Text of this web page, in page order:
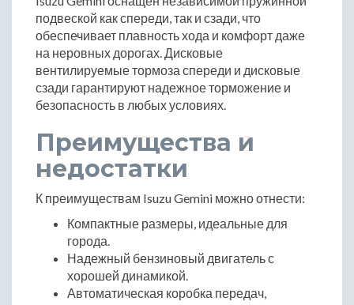
подвеской как спереди, так и сзади, что
обеспечивает плавность хода и комфорт даже
на неровных дорогах. Дисковые
вентилируемые тормоза спереди и дисковые
сзади гарантируют надежное торможение и
безопасность в любых условиях.
Преимущества и
недостатки
К преимуществам Isuzu Gemini можно отнести:
Компактные размеры, идеальные для
города.
Надежный бензиновый двигатель с
хорошей динамикой.
Автоматическая коробка передач,